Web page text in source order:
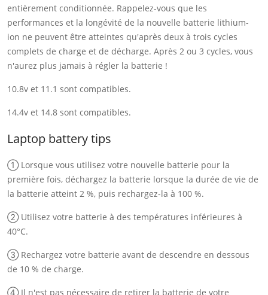
entièrement conditionnée. Rappelez-vous que les
performances et la longévité de la nouvelle batterie lithium-
ion ne peuvent être atteintes qu'après deux à trois cycles
complets de charge et de décharge. Après 2 ou 3 cycles, vous
n'aurez plus jamais à régler la batterie !
10.8v et 11.1 sont compatibles.
14.4v et 14.8 sont compatibles.
Laptop battery tips
① Lorsque vous utilisez votre nouvelle batterie pour la
première fois, déchargez la batterie lorsque la durée de vie de
la batterie atteint 2 %, puis rechargez-la à 100 %.
② Utilisez votre batterie à des températures inférieures à
40°C.
③ Rechargez votre batterie avant de descendre en dessous
de 10 % de charge.
④ Il n'est pas nécessaire de retirer la batterie de votre